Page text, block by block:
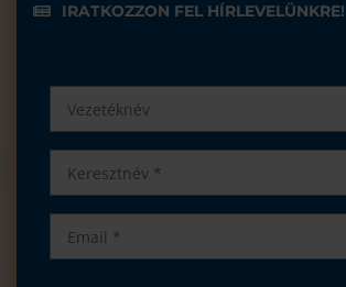
IRATKOZZON FEL HÍRLEVELÜNKRE!